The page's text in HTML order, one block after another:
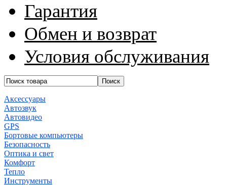
Гарантия
Обмен и возврат
Условия обслуживания
Аксессуары
Автозвук
Автовидео
GPS
Бортовые компьютеры
Безопасность
Оптика и свет
Комфорт
Тепло
Инструменты